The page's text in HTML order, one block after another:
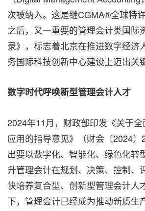
次被纳入。这是继CGMA®全球特
之后，又一重要的管理会计类国际
录》，标志着北京在推进数字经济
务国际科技创新中心建设上迈出关
数字时代呼唤新型管理会计人才
2024年11月，财政部印发《关于
应用的指导意见》（财会〔2024
出要以数字化、智能化、绿色化转
升管理会计在规划、决策、控制、
快培养复合型、创新型管理会计人
下，管理会计已经成为推动新质生